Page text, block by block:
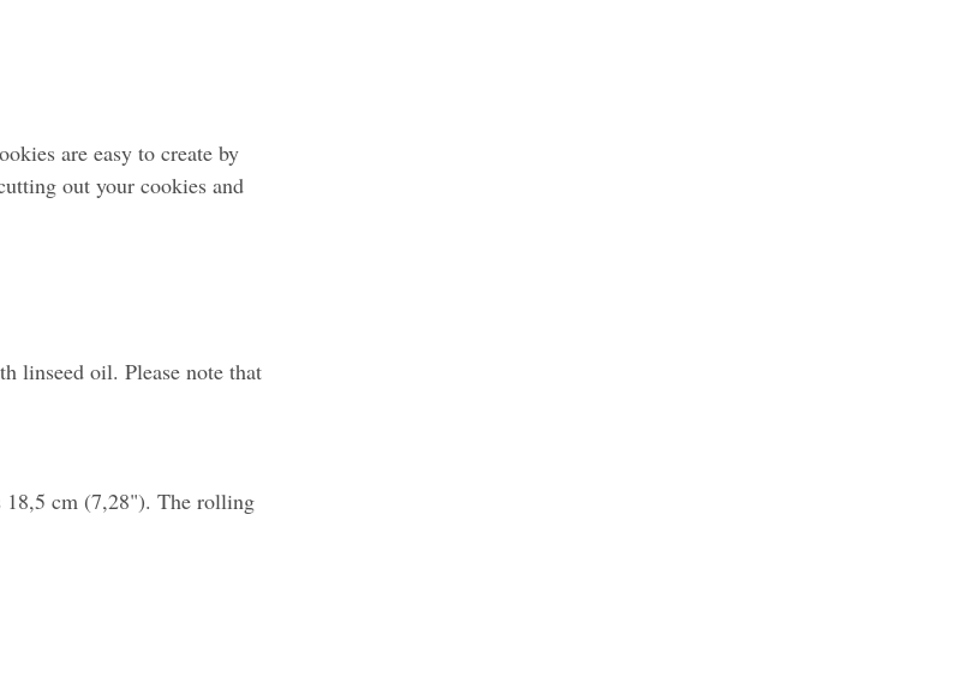
are easy to create by
out your cookies and
linseed oil. Please note that
18,5 cm (7,28"). The rolling